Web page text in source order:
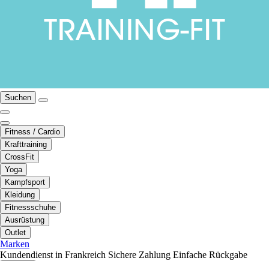
Suchen
Fitness / Cardio
Krafttraining
CrossFit
Yoga
Kampfsport
Kleidung
Fitnessschuhe
Ausrüstung
Outlet
Marken
Kundendienst in Frankreich Sichere Zahlung Einfache Rückgabe